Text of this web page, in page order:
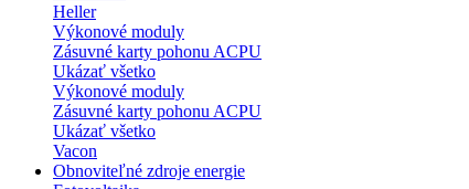
Heller
Výkonové moduly
Zásuvné karty pohonu ACPU
Ukázať všetko
Výkonové moduly
Zásuvné karty pohonu ACPU
Ukázať všetko
Vacon
Obnoviteľné zdroje energie